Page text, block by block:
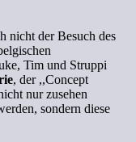
nicht der Besuch des
Tim und Struppi
, der ,,Concept
nur zusehen
sondern diese